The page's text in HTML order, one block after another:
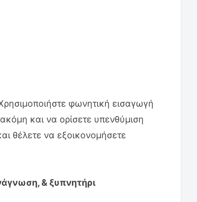
φωνητική εισαγωγή
και να ορίσετε υπενθύμιση
θέλετε να εξοικονομήσετε
& ξυπνητήρι